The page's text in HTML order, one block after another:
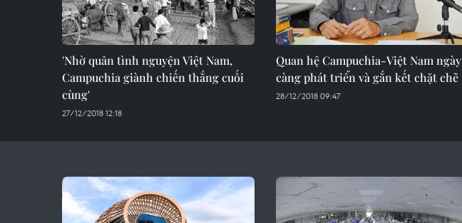
'Nhờ quân tình nguyện Việt Nam,
Campuchia giành chiến thắng cuối
cùng'
27/12/2018 12:18
Quan hệ Campuchia-Việt Nam ngày
càng phát triển và gắn kết chặt chẽ
28/12/2018 09:47